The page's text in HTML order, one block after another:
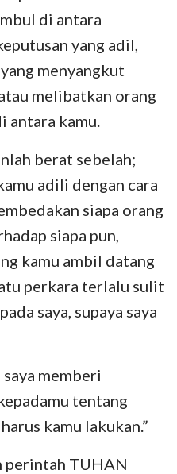
di antara
yang adil,
menyangkut
melibatkan orang
antara kamu.
berat sebelah;
adili dengan cara
siapa orang
siapa pun,
kamu ambil datang
perkara terlalu sulit
saya, supaya saya
memberi
tentang
kamu lakukan.”
perintah TUHAN